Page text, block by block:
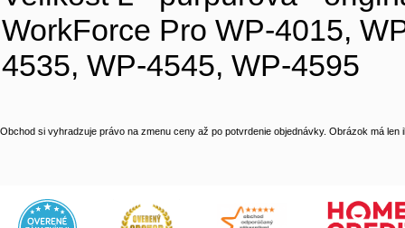
WorkForce Pro WP-4015,
4535, WP-4545, WP-4595
Obchod si vyhradzuje právo na zmenu ceny až po potvrdenie objednávky. Obrázok má len